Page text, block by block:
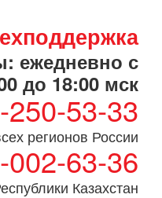
ежедневно с
до 18:00 мск
250-53-33
регионов России
002-63-36
Казахстан